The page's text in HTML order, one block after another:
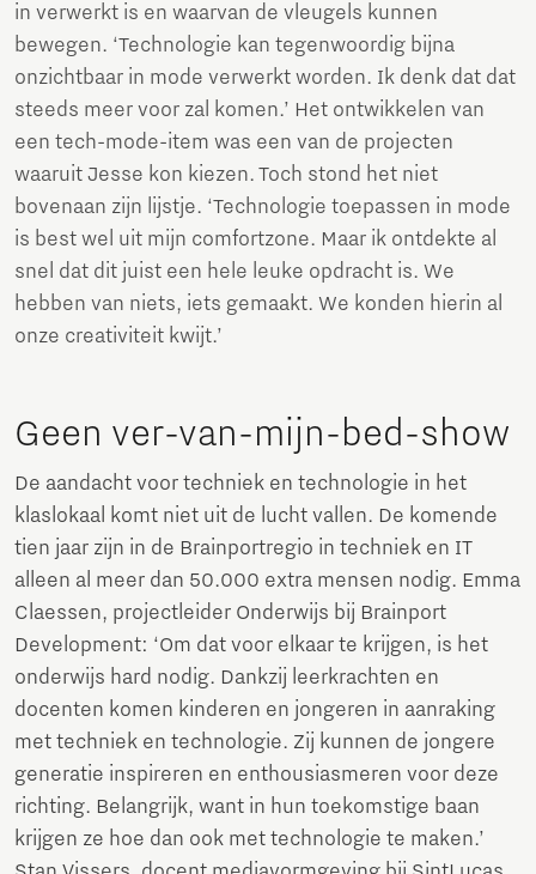
in verwerkt is en waarvan de vleugels kunnen
bewegen. ‘Technologie kan tegenwoordig bijna
onzichtbaar in mode verwerkt worden. Ik denk dat dat
steeds meer voor zal komen.’ Het ontwikkelen van
een tech-mode-item was een van de projecten
waaruit Jesse kon kiezen. Toch stond het niet
bovenaan zijn lijstje. ‘Technologie toepassen in mode
is best wel uit mijn comfortzone. Maar ik ontdekte al
snel dat dit juist een hele leuke opdracht is. We
hebben van niets, iets gemaakt. We konden hierin al
onze creativiteit kwijt.’
Geen ver-van-mijn-bed-show
De aandacht voor techniek en technologie in het
klaslokaal komt niet uit de lucht vallen. De komende
tien jaar zijn in de Brainportregio in techniek en IT
alleen al meer dan 50.000 extra mensen nodig. Emma
Claessen, projectleider Onderwijs bij Brainport
Development: ‘Om dat voor elkaar te krijgen, is het
onderwijs hard nodig. Dankzij leerkrachten en
docenten komen kinderen en jongeren in aanraking
met techniek en technologie. Zij kunnen de jongere
generatie inspireren en enthousiasmeren voor deze
richting. Belangrijk, want in hun toekomstige baan
krijgen ze hoe dan ook met technologie te maken.’